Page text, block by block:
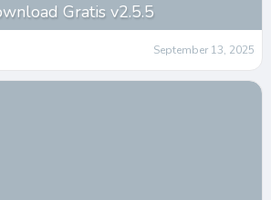
Gratis v2.5.5
September 13, 2025